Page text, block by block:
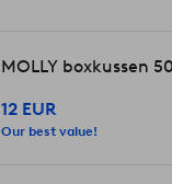
MOLLY boxkussen
12 EUR
Our best value!